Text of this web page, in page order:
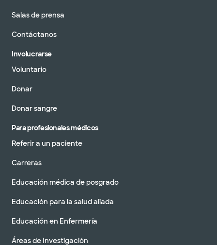
Salas de prensa
Contáctanos
Involucrarse
Voluntario
Donar
Donar sangre
Para profesionales médicos
Referir a un paciente
Carreras
Educación médica de posgrado
Educación para la salud aliada
Educación en Enfermería
Áreas de Investigación